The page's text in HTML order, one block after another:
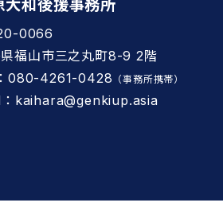
大和後援事務所
0066
福山市三之丸町8-9 2階
080-4261-0428 （事務所携帯）
kaihara@genkiup.asia